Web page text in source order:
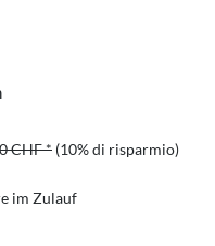
CHF * (10% di risparmio)
im Zulauf